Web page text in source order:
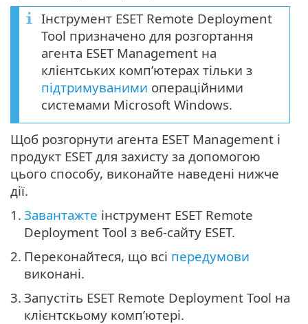
Інструмент ESET Remote Deployment
Tool призначено для розгортання
агента ESET Management на
клієнтських комп’ютерах тільки з
підтримуваними операційними
системами Microsoft Windows.
Щоб розгорнути агента ESET Management і
продукт ESET для захисту за допомогою
цього способу, виконайте наведені нижче
дії.
1. Завантажте інструмент ESET Remote
Deployment Tool з веб-сайту ESET.
2. Переконайтеся, що всі передумови
виконані.
3. Запустіть ESET Remote Deployment Tool на
клієнтскьому комп’ютері.